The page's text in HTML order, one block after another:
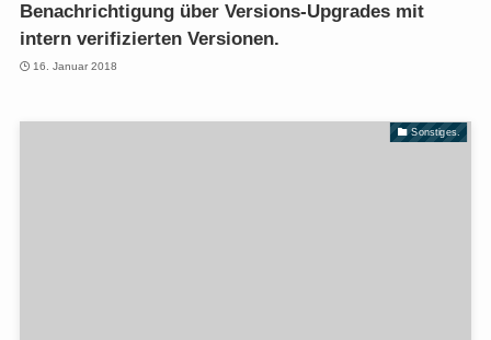
Benachrichtigung über Versions-Upgrades mit
intern verifizierten Versionen.
16. Januar 2018
Sonstiges.